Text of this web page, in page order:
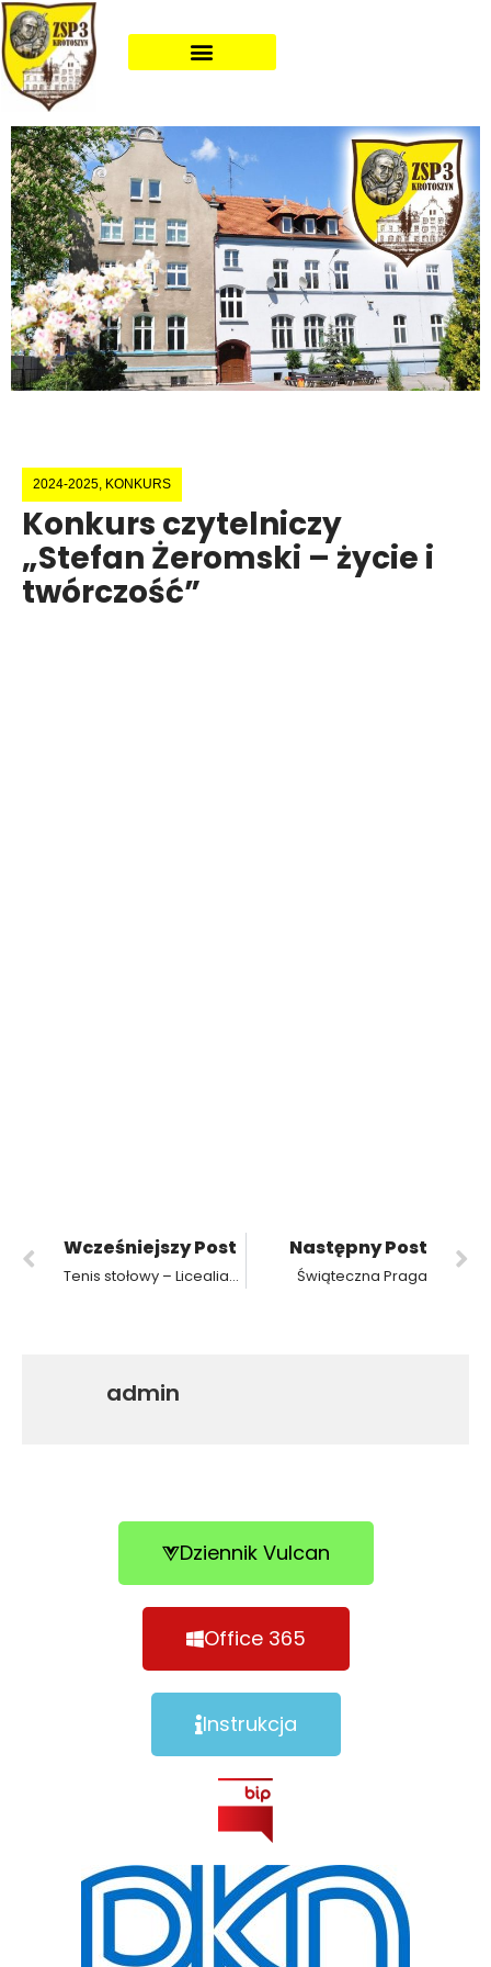
2024-2025 KONKURS
Konkurs czytelniczy
„Stefan Żeromski – życie i
twórczość”
Wcześniejszy Post
Tenis stołowy – Licealiada i I miejsce naszej drużyny
Następny Post
Świąteczna Praga
admin
Dziennik Vulcan
Office 365
Instrukcja